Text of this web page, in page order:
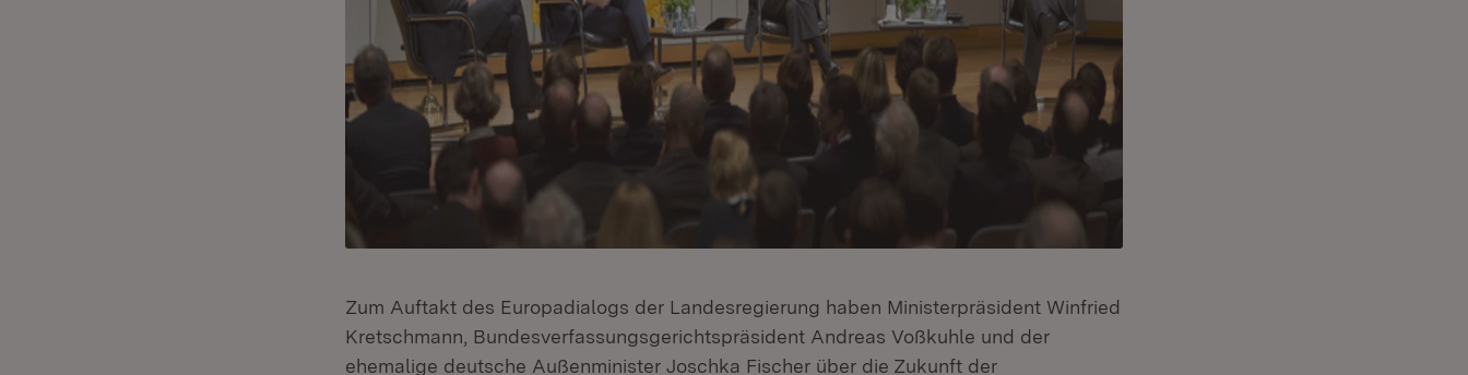
Zum Auftakt des Europadialogs der Landesregierung haben Ministerpräsident Winfried
Kretschmann, Bundesverfassungsgerichtspräsident Andreas Voßkuhle und der
ehemalige deutsche Außenminister Joschka Fischer über die Zukunft der